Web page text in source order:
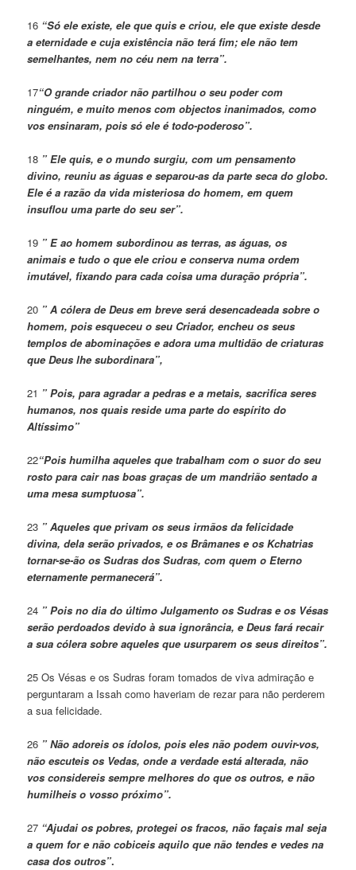
16 “Só ele existe, ele que quis e criou, ele que existe desde
a eternidade e cuja existência não terá fim; ele não tem
semelhantes, nem no céu nem na terra”.
17“O grande criador não partilhou o seu poder com
ninguém, e muito menos com objectos inanimados, como
vos ensinaram, pois só ele é todo-poderoso”.
18 ” Ele quis, e o mundo surgiu, com um pensamento
divino, reuniu as águas e separou-as da parte seca do globo.
Ele é a razão da vida misteriosa do homem, em quem
insuflou uma parte do seu ser”.
19 ” E ao homem subordinou as terras, as águas, os
animais e tudo o que ele criou e conserva numa ordem
imutável, fixando para cada coisa uma duração própria”.
20 ” A cólera de Deus em breve será desencadeada sobre o
homem, pois esqueceu o seu Criador, encheu os seus
templos de abominações e adora uma multidão de criaturas
que Deus lhe subordinara”,
21 ” Pois, para agradar a pedras e a metais, sacrifica seres
humanos, nos quais reside uma parte do espírito do
Altíssimo”
22“Pois humilha aqueles que trabalham com o suor do seu
rosto para cair nas boas graças de um mandrião sentado a
uma mesa sumptuosa”.
23 ” Aqueles que privam os seus irmãos da felicidade
divina, dela serão privados, e os Brâmanes e os Kchatrias
tornar-se-ão os Sudras dos Sudras, com quem o Eterno
eternamente permanecerá”.
24 ” Pois no dia do último Julgamento os Sudras e os Vésas
serão perdoados devido à sua ignorância, e Deus fará recair
a sua cólera sobre aqueles que usurparem os seus direitos”.
25 Os Vésas e os Sudras foram tomados de viva admiração e
perguntaram a Issah como haveriam de rezar para não perderem
a sua felicidade.
26 ” Não adoreis os ídolos, pois eles não podem ouvir-vos,
não escuteis os Vedas, onde a verdade está alterada, não
vos considereis sempre melhores do que os outros, e não
humilheis o vosso próximo”.
27 “Ajudai os pobres, protegei os fracos, não façais mal seja
a quem for e não cobiceis aquilo que não tendes e vedes na
casa dos outros”.